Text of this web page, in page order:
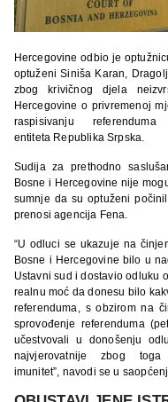
Hercegovine odbio je
optuženi Siniša Karan,
zbog krivičnog djela
Hercegovine o privremenoj
raspisivanju
entiteta Republika Srpska.
Sudija za prethodno
Bosne i Hercegovine nije
sumnje da su optuženi
prenosi agencija Fena.
“U odluci se ukazuje na
Bosne i Hercegovine bilo u
Ustavni sud i dostavio odluku
realnu moć da donesu bilo
referenduma, s obzirom na
sprovođenje referenduma
učestvovali u donošenju
najvjerovatnije zbog
imunitet”, navodi se u